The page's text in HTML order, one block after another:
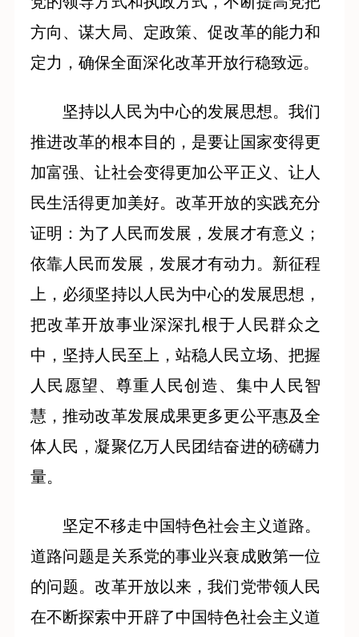
方向、谋大局、定政策、促改革的能力和
定力，确保全面深化改革开放行稳致远。
坚持以人民为中心的发展思想。我们
推进改革的根本目的，是要让国家变得更
加富强、让社会变得更加公平正义、让人
民生活得更加美好。改革开放的实践充分
证明：为了人民而发展，发展才有意义；
依靠人民而发展，发展才有动力。新征程
上，必须坚持以人民为中心的发展思想，
把改革开放事业深深扎根于人民群众之
中，坚持人民至上，站稳人民立场、把握
人民愿望、尊重人民创造、集中人民智
慧，推动改革发展成果更多更公平惠及全
体人民，凝聚亿万人民团结奋进的磅礴力
量。
坚定不移走中国特色社会主义道路。
道路问题是关系党的事业兴衰成败第一位
的问题。改革开放以来，我们党带领人民
在不断探索中开辟了中国特色社会主义道